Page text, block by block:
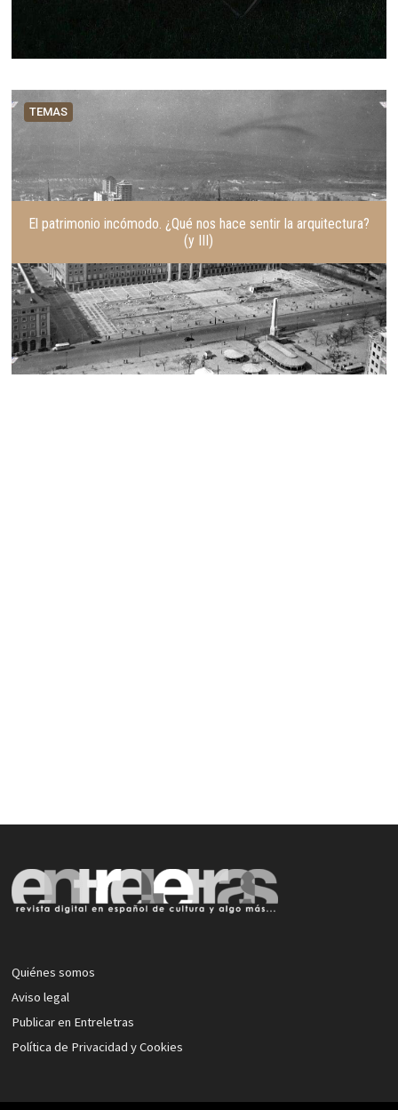
TEMAS
El patrimonio incómodo. ¿Qué nos hace sentir la arquitectura?
(y III)
Quiénes somos
Aviso legal
Publicar en Entreletras
Política de Privacidad y Cookies